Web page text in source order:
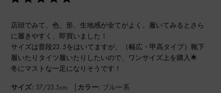
店頭でみて、色、形、生地感が全てがよく、履いてみるとさら
に履きやすく、即買いました！
サイズは普段23. 5をはいてますが、（幅広・甲高タイプ）靴下
履いたりタイツ履いたりしたいので、ワンサイズ上を購入🌟
冬にマストな一足になりそうです！
サイズ: 37/23.5cm | カラー: ブルー系